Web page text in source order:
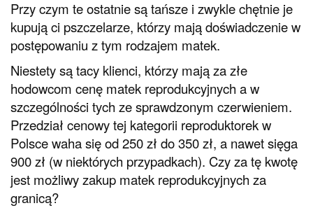
Przy czym te ostatnie są tańsze i zwykle chętnie je
kupują ci pszczelarze, którzy mają doświadczenie w
postępowaniu z tym rodzajem matek.
Niestety są tacy klienci, którzy mają za złe
hodowcom cenę matek reprodukcyjnych a w
szczególności tych ze sprawdzonym czerwieniem.
Przedział cenowy tej kategorii reproduktorek w
Polsce waha się od 250 zł do 350 zł, a nawet sięga
900 zł (w niektórych przypadkach). Czy za tę kwotę
jest możliwy zakup matek reprodukcyjnych za
granicą?